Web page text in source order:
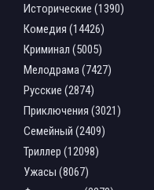
Исторические (1390)
Комедия (14426)
Криминал (5005)
Мелодрама (7427)
Русские (2874)
Приключения (3021)
Семейный (2409)
Триллер (12098)
Ужасы (8067)